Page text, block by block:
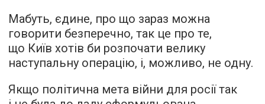
Мабуть, єдине, про що зараз можна
говорити безперечно, так це про те,
що Київ хотів би розпочати велику
наступальну операцію, і, можливо, не одну.
Якщо політична мета війни для росії так